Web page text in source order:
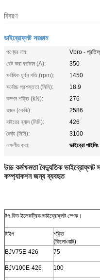
বিবরণ
ভাইব্রোফ্লট সরঞ্জাম
পণ্যের নাম:
Vbro -
রেট করা বর্তমান (A):
350
সর্বাধিক ঘূর্ণন গতি (rpm):
1450
সর্বোচ্চ প্রশস্ততা (মিমি):
18.9
কম্পন শক্তি (kN):
276
ওজন (কেজি):
2586
বাইরের ব্যাস (মিমি):
426
দৈর্ঘ্য (মিমি):
3100
লক্ষণীয় করা:
ভাইব্রো পাইলিং
উচ্চ কর্মক্ষমতা বৈদ্যুতিক
কম্প্যাকশন জন্য ব্যবহৃত
টপ ফিড ইলেকট্রিক ভাইব্রোফ্লট স্পেক।
টাইপ
শক্তি
(কিলোওয়াট)
BJV75E-426
75
BJV100E-426 100